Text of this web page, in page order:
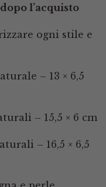
l’acquisto
ogni stile e
– 13 × 6,5
– 15,5 × 6 cm
– 16,5 × 6,5